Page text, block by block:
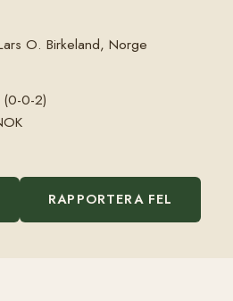
O. Birkeland, Norge
(0-0-2)
RAPPORTERA FEL